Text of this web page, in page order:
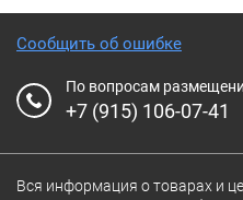
Сообщить об ошибке
По вопросам
+7 (915) 106-07-41
Вся информация о товарах и